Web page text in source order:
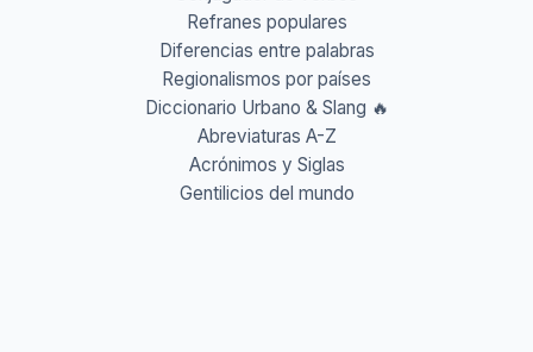
Refranes populares
Diferencias entre palabras
Regionalismos por países
Diccionario Urbano & Slang 🔥
Abreviaturas A-Z
Acrónimos y Siglas
Gentilicios del mundo